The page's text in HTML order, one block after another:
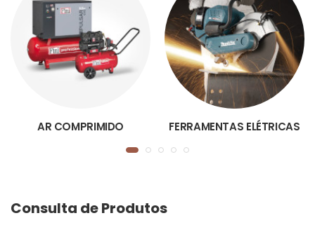
AR COMPRIMIDO FERRAMENTAS ELÉTRICAS
Consulta de Produtos